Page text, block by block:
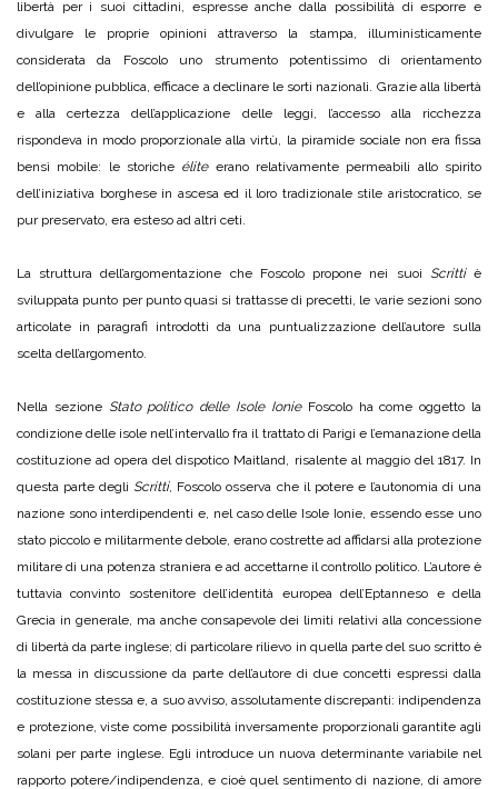
libertà per i suoi cittadini, espresse anche dalla possibilità di esporre e
divulgare le proprie opinioni attraverso la stampa, illuministicamente
considerata da Foscolo uno strumento potentissimo di orientamento
dell’opinione pubblica, efficace a declinare le sorti nazionali. Grazie alla libertà
e alla certezza dell’applicazione delle leggi, l’accesso alla ricchezza
rispondeva in modo proporzionale alla virtù, la piramide sociale non era fissa
bensì mobile: le storiche éliteerano relativamente permeabili allo spirito
dell’iniziativa borghese in ascesa ed il loro tradizionale stile aristocratico, se
pur preservato, era esteso ad altri ceti.
La struttura dell’argomentazione che Foscolo propone nei suoi Scrittiè
sviluppata punto per punto quasi si trattasse di precetti, le varie sezioni sono
articolate in paragrafi introdotti da una puntualizzazione dell’autore sulla
scelta dell’argomento.
Nella sezione Stato politico delle Isole IonieFoscolo ha come oggetto la
condizione delle isole nell’intervallo fra il trattato di Parigi e l’emanazione della
costituzione ad opera del dispotico Maitland, risalente al maggio del 1817. In
questa parte degli Scritti, Foscolo osserva che il potere e l’autonomia di una
nazione sono interdipendenti e, nel caso delle Isole Ionie, essendo esse uno
stato piccolo e militarmente debole, erano costrette ad affidarsi alla protezione
militare di una potenza straniera e ad accettarne il controllo politico. L’autore è
tuttavia convinto sostenitore dell’identità europea dell’Eptanneso e della
Grecia in generale, ma anche consapevole dei limiti relativi alla concessione
di libertà da parte inglese; di particolare rilievo in quella parte del suo scritto è
la messa in discussione da parte dell’autore di due concetti espressi dalla
costituzione stessa e, a suo avviso, assolutamente discrepanti: indipendenza
e protezione, viste come possibilità inversamente proporzionali garantite agli
solani per parte inglese. Egli introduce un nuova determinante variabile nel
rapporto potere/indipendenza, e cioè quel sentimento di nazione, di amore